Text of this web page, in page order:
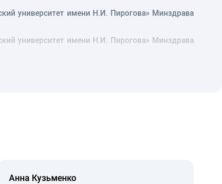
университет имени Н.И. Пирогова» Минздрава
университет имени Н.И. Пирогова» Минздрава
Анна Кузьменко